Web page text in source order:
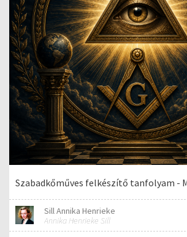
Szabadkőműves felkészítő tanfolyam -
Sill Annika Henrieke
Annika Henrieke Sill